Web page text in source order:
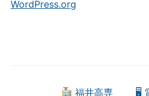
WordPress.org
福井高専 🖥